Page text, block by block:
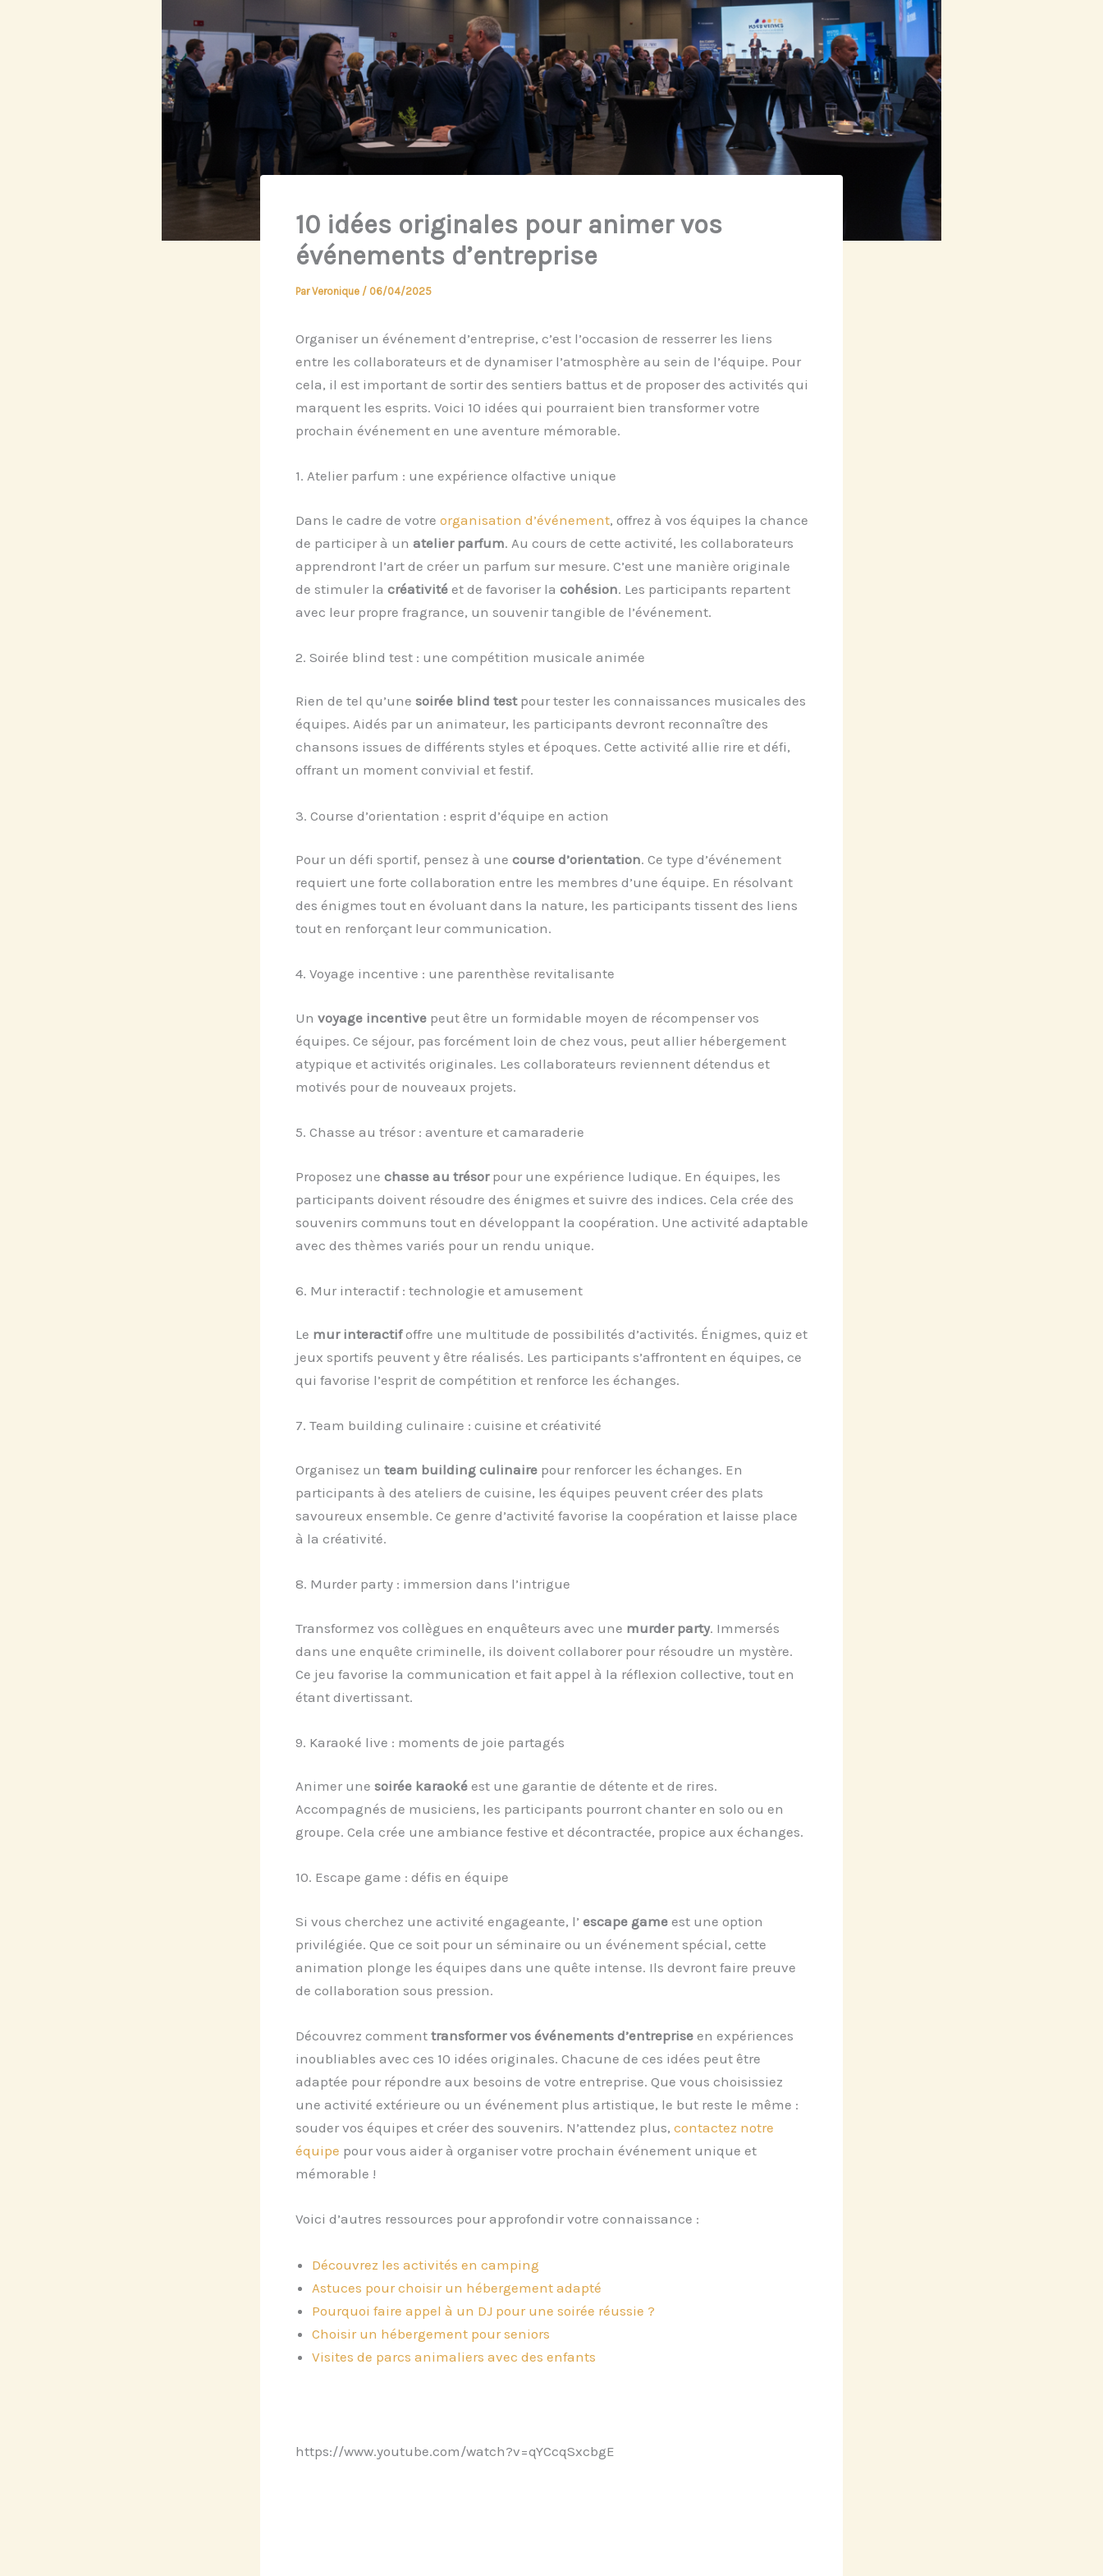
10 idées originales pour animer vos
événements d’entreprise
ParVeronique / 06/04/2025
Organiser un événement d’entreprise, c’est l’occasion de resserrer les liens
entre les collaborateurs et de dynamiser l’atmosphère au sein de l’équipe. Pour
cela, il est important de sortir des sentiers battus et de proposer des activités qui
marquent les esprits. Voici 10 idées qui pourraient bien transformer votre
prochain événement en une aventure mémorable.
1. Atelier parfum : une expérience olfactive unique
Dans le cadre de votre organisation d’événement, offrez à vos équipes la chance
de participer à un atelier parfum. Au cours de cette activité, les collaborateurs
apprendront l’art de créer un parfum sur mesure. C’est une manière originale
de stimuler la créativitéet de favoriser la cohésion. Les participants repartent
avec leur propre fragrance, un souvenir tangible de l’événement.
2. Soirée blind test : une compétition musicale animée
Rien de tel qu’une soirée blind testpour tester les connaissances musicales des
équipes. Aidés par un animateur, les participants devront reconnaître des
chansons issues de différents styles et époques. Cette activité allie rire et défi,
offrant un moment convivial et festif.
3. Course d’orientation : esprit d’équipe en action
Pour un défi sportif, pensez à une course d’orientation. Ce type d’événement
requiert une forte collaboration entre les membres d’une équipe. En résolvant
des énigmes tout en évoluant dans la nature, les participants tissent des liens
tout en renforçant leur communication.
4. Voyage incentive : une parenthèse revitalisante
Un voyage incentivepeut être un formidable moyen de récompenser vos
équipes. Ce séjour, pas forcément loin de chez vous, peut allier hébergement
atypique et activités originales. Les collaborateurs reviennent détendus et
motivés pour de nouveaux projets.
5. Chasse au trésor : aventure et camaraderie
Proposez une chasse au trésorpour une expérience ludique. En équipes, les
participants doivent résoudre des énigmes et suivre des indices. Cela crée des
souvenirs communs tout en développant la coopération. Une activité adaptable
avec des thèmes variés pour un rendu unique.
6. Mur interactif : technologie et amusement
Le mur interactifoffre une multitude de possibilités d’activités. Énigmes, quiz et
jeux sportifs peuvent y être réalisés. Les participants s’affrontent en équipes, ce
qui favorise l’esprit de compétition et renforce les échanges.
7. Team building culinaire : cuisine et créativité
Organisez un team building culinairepour renforcer les échanges. En
participants à des ateliers de cuisine, les équipes peuvent créer des plats
savoureux ensemble. Ce genre d’activité favorise la coopération et laisse place
à la créativité.
8. Murder party : immersion dans l’intrigue
Transformez vos collègues en enquêteurs avec une murder party. Immersés
dans une enquête criminelle, ils doivent collaborer pour résoudre un mystère.
Ce jeu favorise la communication et fait appel à la réflexion collective, tout en
étant divertissant.
9. Karaoké live : moments de joie partagés
Animer une soirée karaokéest une garantie de détente et de rires.
Accompagnés de musiciens, les participants pourront chanter en solo ou en
groupe. Cela crée une ambiance festive et décontractée, propice aux échanges.
10. Escape game : défis en équipe
Si vous cherchez une activité engageante, l’ escape gameest une option
privilégiée. Que ce soit pour un séminaire ou un événement spécial, cette
animation plonge les équipes dans une quête intense. Ils devront faire preuve
de collaboration sous pression.
Découvrez comment transformer vos événements d’entrepriseen expériences
inoubliables avec ces 10 idées originales. Chacune de ces idées peut être
adaptée pour répondre aux besoins de votre entreprise. Que vous choisissiez
une activité extérieure ou un événement plus artistique, le but reste le même :
souder vos équipes et créer des souvenirs. N’attendez plus, contactez notre
équipe pour vous aider à organiser votre prochain événement unique et
mémorable !
Voici d’autres ressources pour approfondir votre connaissance :
Découvrez les activités en camping
Astuces pour choisir un hébergement adapté
Pourquoi faire appel à un DJ pour une soirée réussie ?
Choisir un hébergement pour seniors
Visites de parcs animaliers avec des enfants
https://www.youtube.com/watch?v=qYCcqSxcbgE